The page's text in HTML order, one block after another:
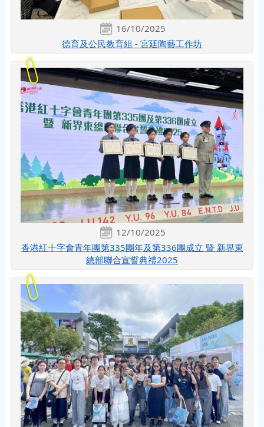
16/10/2025
德育及公民教育組 - 宮廷陶藝工作坊
12/10/2025
香港紅十字會青年團第335團年及第336團成立 暨 新界東
總部聯合宣誓典禮2025